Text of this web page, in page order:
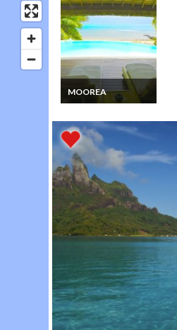
MOOREA
Location Villa
piscine privée